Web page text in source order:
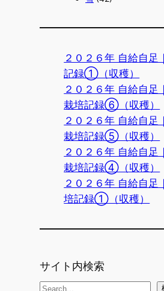
２０２６年 自給自足
記録①（収穫）
２０２６年 自給自足
栽培記録⑥（収穫）
２０２６年 自給自足
栽培記録⑤（収穫）
２０２６年 自給自足
栽培記録④（収穫）
２０２６年 自給自足
培記録①（収穫）
サイト内検索